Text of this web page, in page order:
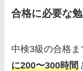
合格に必要な
中検3級の合格
に200〜300時間